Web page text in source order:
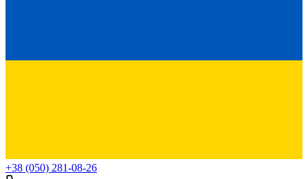
+38 (050) 281-08-26